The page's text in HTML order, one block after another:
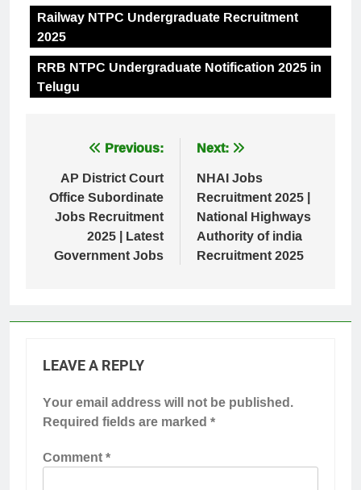
Railway NTPC Undergraduate Recruitment
2025
RRB NTPC Undergraduate Notification 2025 in
Telugu
navigation
Previous:
AP District Court
Office Subordinate
Jobs Recruitment
2025 | Latest
Government Jobs
Next:
NHAI Jobs
Recruitment 2025 |
National Highways
Authority of india
Recruitment 2025
LEAVE A REPLY
Your email address will not be published.
Required fields are marked*
Comment*